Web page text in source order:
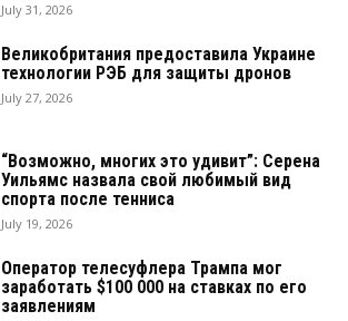
July 31, 2026
Великобритания предоставила Украине
технологии РЭБ для защиты дронов
July 27, 2026
“Возможно, многих это удивит”: Серена
Уильямс назвала свой любимый вид
спорта после тенниса
July 19, 2026
Оператор телесуфлера Трампа мог
заработать $100 000 на ставках по его
заявлениям